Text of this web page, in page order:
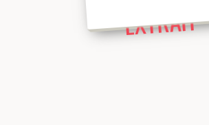
EXTRAIT